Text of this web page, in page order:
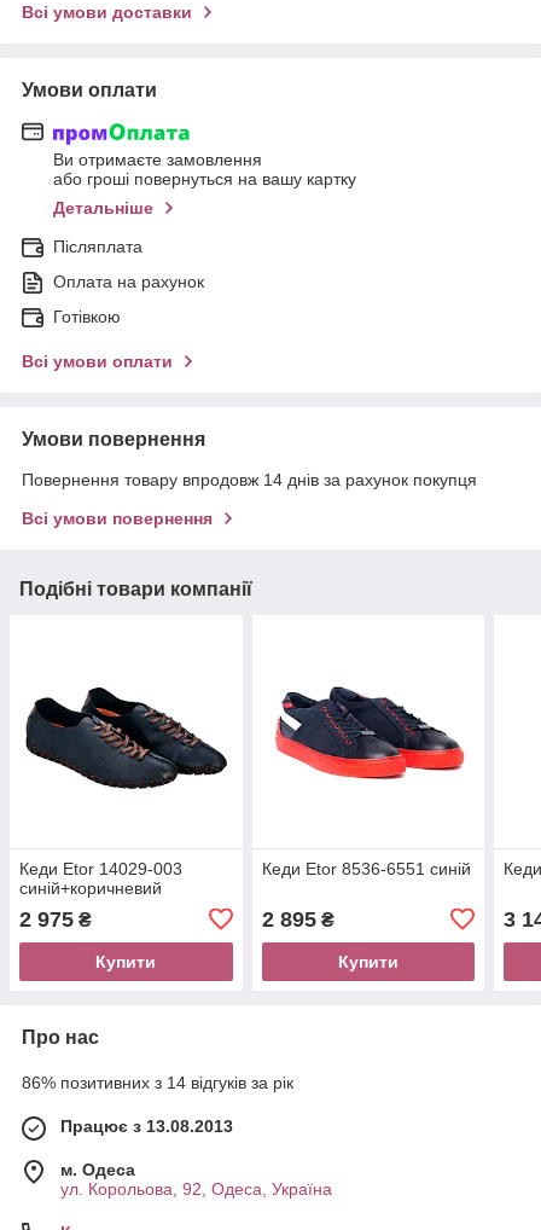
Всі умови доставки
Умови оплати
Ви отримаєте замовлення
або гроші повернуться на вашу картку
Детальніше
Післяплата
Оплата на рахунок
Готівкою
Всі умови оплати
Умови повернення
Повернення товару впродовж 14 днів за рахунок покупця
Всі умови повернення
Подібні товари компанії
Кеди Etor 14029-003
синій+коричневий
2 975 ₴
Купити
Кеди Etor 8536-6551 синій
2 895₴
Купити
3
Про нас
86% позитивних з 14 відгуків за рік
Працює з 13.08.2013
м. Одеса
ул. Корольова, 92, Одеса, Україна